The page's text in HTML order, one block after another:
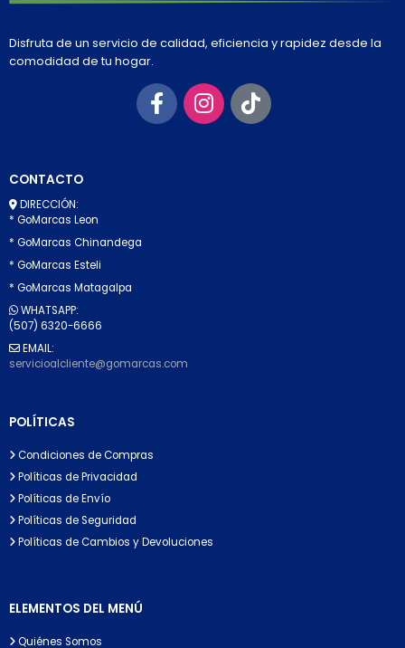
Disfruta de un servicio de calidad, eficiencia y rapidez desde la
comodidad de tu hogar.
CONTACTO
DIRECCIÓN:
* GoMarcas Leon
* GoMarcas Chinandega
* GoMarcas Esteli
* GoMarcas Matagalpa
WHATSAPP:
(507) 6320-6666
EMAIL:
servicioalcliente@gomarcas.com
POLÍTICAS
Condiciones de Compras
Políticas de Privacidad
Políticas de Envío
Políticas de Seguridad
Políticas de Cambios y Devoluciones
ELEMENTOS DEL MENÚ
Quiénes Somos